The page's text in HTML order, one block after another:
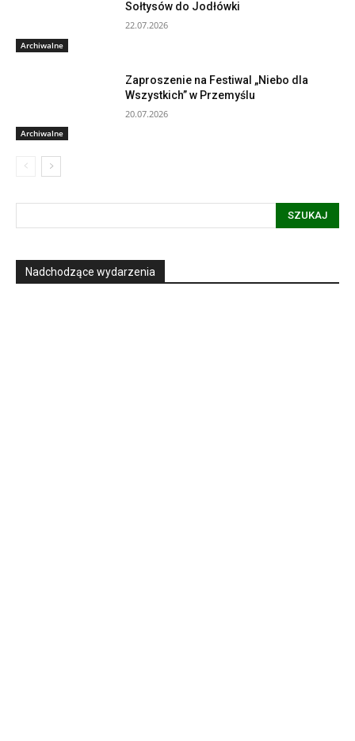
Archiwalne
Sołtysów do Jodłówki
22.07.2026
Archiwalne
Zaproszenie na Festiwal „Niebo dla
Wszystkich” w Przemyślu
20.07.2026
SZUKAJ
Nadchodzące wydarzenia